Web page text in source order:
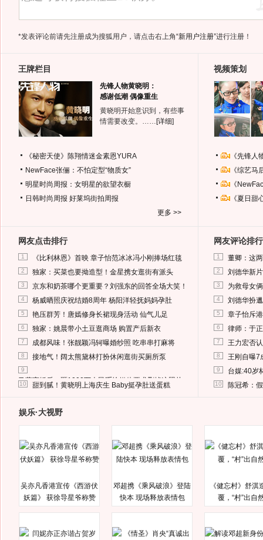
*发表评论前请先注册成为搜狐用户，请点击右上角“新用户注册”进行注册！
王牌栏目
先锋人物黄晓明：
感谢低潮 偶像重生
黄晓明开始意识到，有些事
情需要改变。…… [详细]
《秘密天使》陈翔情迷金素恩YURA
NewFace张俪：不怕定型“物质女”
明星时尚周报：女明星的欲望衣橱
日韩时尚周报 好莱坞街拍周报
更多 >>
视频策划
《先锋
《综艺
《
《夏日
网友点击排行
1 《比利林恩》首映 章子怡范冰冰冯小刚捧场红毯
2 独家：买菜也要拗造型！金星携女逛街有派头
3 京东和奶茶哪个更重要？刘强东的回答全场大笑！
4 杨威晒照庆祝结婚8周年 杨阳洋轻抚妈妈孕肚
5 艳压群芳！唐嫣修身长裙现身活动 仙气儿足
6 独家：姚晨带小土豆逛商场 购置产后新衣
7 成都风味！张靓颖冯轲曝婚纱照 吃串串打麻将
8 接地气！阔太熊黛林打扮休闲逛街买厕所泵
9
马蓉离婚后，砸1000万人民币给媒体要求删掉这照片
10 甜到腻！黄晓明上海庆生 Baby挺孕肚送蛋糕
网友评论排行
1 董卿：这
2 刘德华新
3 为救母女
4 刘德华扮
5 章子怡斥
6 律师：于
7 王力宏否
8 王刚自曝7
9 台媒:40岁
10 陈冠希：
娱乐·大视野
吴亦凡香港宣传《西游伏
妖篇》 获徐导星爷称赞
邓超携《乘风破浪》登陆
快本 现场释放表情包
《健忘村》舒淇
覆，“村”出自